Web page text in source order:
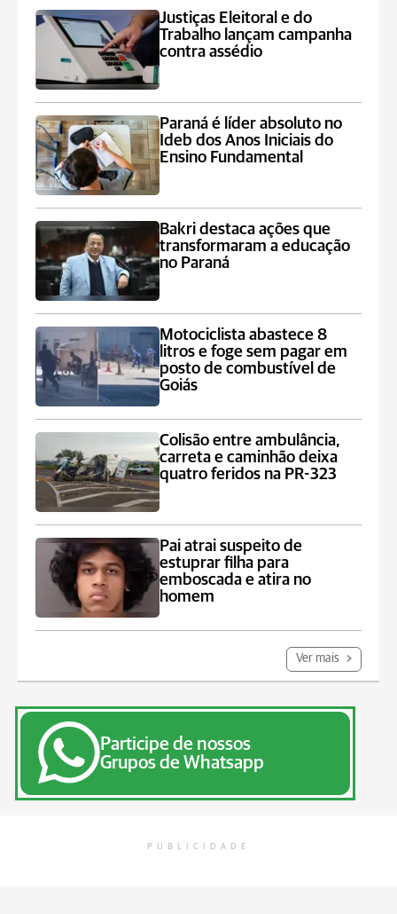
Justiças Eleitoral e do
Trabalho lançam campanha
contra assédio
Paraná é líder absoluto no
Ideb dos Anos Iniciais do
Ensino Fundamental
Bakri destaca ações que
transformaram a educação
no Paraná
Motociclista abastece 8
litros e foge sem pagar em
posto de combustível de
Goiás
Colisão entre ambulância,
carreta e caminhão deixa
quatro feridos na PR-323
Pai atrai suspeito de
estuprar filha para
emboscada e atira no
homem
Ver mais
Participe de nossos
Grupos de Whatsapp
PUBLICIDADE